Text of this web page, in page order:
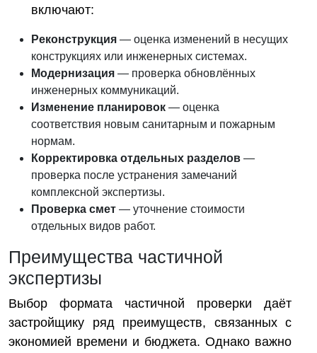
включают:
Реконструкция — оценка изменений в несущих
конструкциях или инженерных системах.
Модернизация — проверка обновлённых
инженерных коммуникаций.
Изменение планировок — оценка
соответствия новым санитарным и пожарным
нормам.
Корректировка отдельных разделов —
проверка после устранения замечаний
комплексной экспертизы.
Проверка смет — уточнение стоимости
отдельных видов работ.
Преимущества частичной
экспертизы
Выбор формата частичной проверки даёт
застройщику ряд преимуществ, связанных с
экономией времени и бюджета. Однако важно